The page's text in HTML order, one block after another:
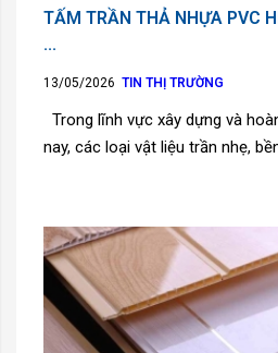
TẤM TRẦN THẢ NHỰA PVC
...
13/05/2026 TIN THỊ TRƯỜNG
Trong lĩnh vực xây dựng và
nay, các loại vật liệu trần nhẹ,